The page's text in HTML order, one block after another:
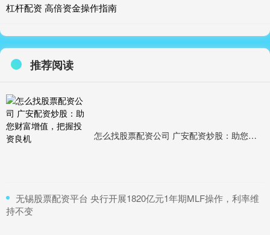
杠杆配资 高倍资金操作指南
推荐阅读
怎么找股票配资公司 广安配资炒股：助您财富增值，把握投资良机
​无锡股票配资平台 央行开展1820亿元1年期MLF操作，利率维
持不变